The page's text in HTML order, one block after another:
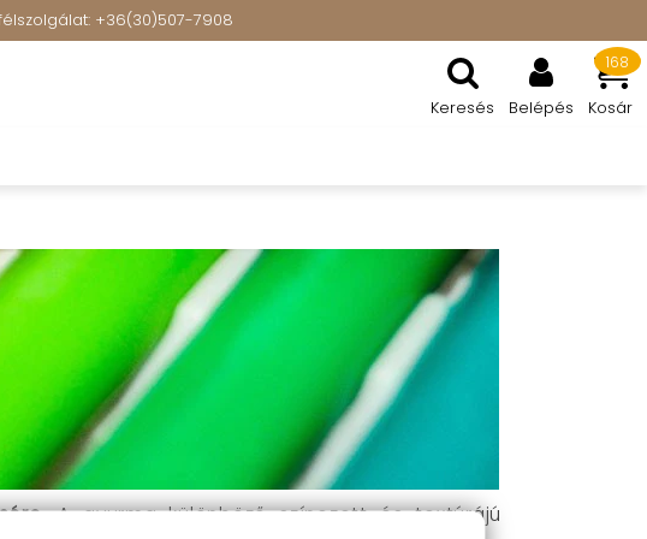
+36(30)507-7908
Keresés Belépés Kosár
168
A gyurma különböző színezett és textúrájú